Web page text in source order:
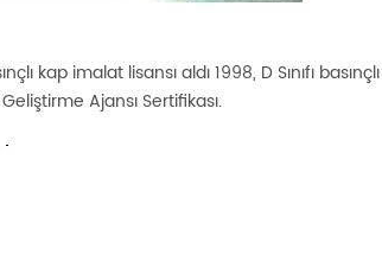
kap imalat lisansı aldı 1998, D Sınıfı
Ajansı Sertifikası.